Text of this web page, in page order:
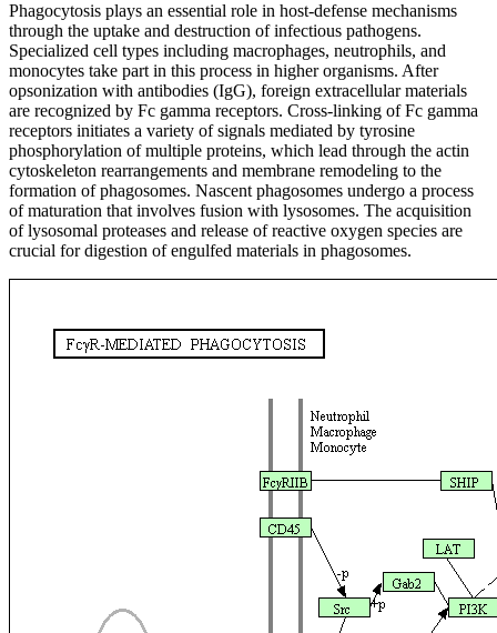
Phagocytosis plays an essential role in host-defense mechanisms
through the uptake and destruction of infectious pathogens.
Specialized cell types including macrophages, neutrophils, and
monocytes take part in this process in higher organisms. After
opsonization with antibodies (IgG), foreign extracellular materials
are recognized by Fc gamma receptors. Cross-linking of Fc gamma
receptors initiates a variety of signals mediated by tyrosine
phosphorylation of multiple proteins, which lead through the actin
cytoskeleton rearrangements and membrane remodeling to the
formation of phagosomes. Nascent phagosomes undergo a process
of maturation that involves fusion with lysosomes. The acquisition
of lysosomal proteases and release of reactive oxygen species are
crucial for digestion of engulfed materials in phagosomes.